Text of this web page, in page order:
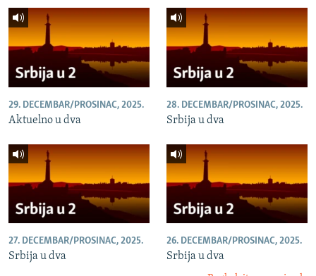
29. DECEMBAR/PROSINAC, 2025.
Aktuelno u dva
28. DECEMBAR/PROSINAC, 2025.
Srbija u dva
27. DECEMBAR/PROSINAC, 2025.
Srbija u dva
26. DECEMBAR/PROSINAC, 2025.
Srbija u dva